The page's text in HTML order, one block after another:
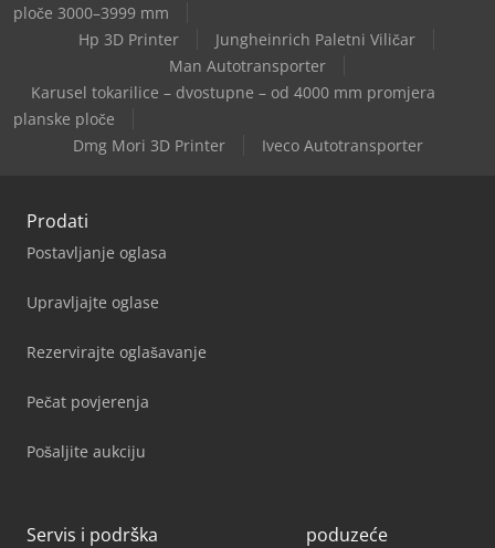
ploče 3000–3999 mm
Hp 3D Printer
Jungheinrich Paletni Viličar
Man Autotransporter
Karusel tokarilice – dvostupne – od 4000 mm promjera
planske ploče
Dmg Mori 3D Printer
Iveco Autotransporter
Prodati
Postavljanje oglasa
Upravljajte oglase
Rezervirajte oglašavanje
Pečat povjerenja
Pošaljite aukciju
Servis i podrška poduzeće